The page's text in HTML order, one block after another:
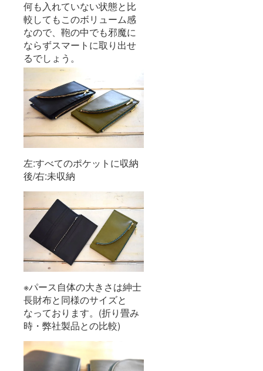
何も入れていない状態と比
較してもこのボリューム感
なので、鞄の中でも邪魔に
ならずスマートに取り出せ
るでしょう。
左:すべてのポケットに収納
後/右:未収納
※パース自体の大きさは紳士
長財布と同様のサイズと
なっております。(折り畳み
時・弊社製品との比較)